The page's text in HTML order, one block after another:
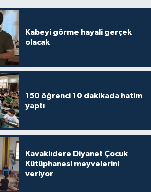
Kabeyi görme hayali gerçek
olacak
150 öğrenci 10 dakikada hatim
yaptı
Kavaklıdere Diyanet Çocuk
Kütüphanesi meyvelerini
veriyor
Müftülüğü